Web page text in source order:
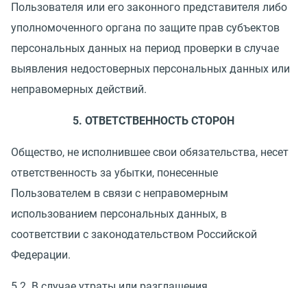
Пользователя или его законного представителя либо
уполномоченного органа по защите прав субъектов
персональных данных на период проверки в случае
выявления недостоверных персональных данных или
неправомерных действий.
5. ОТВЕТСТВЕННОСТЬ СТОРОН
Общество, не исполнившее свои обязательства, несет
ответственность за убытки, понесенные
Пользователем в связи с неправомерным
использованием персональных данных, в
соответствии с законодательством Российской
Федерации.